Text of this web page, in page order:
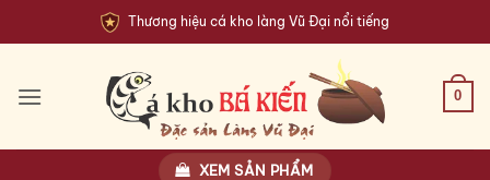
qua
dung
Thương hiệu cá kho làng Vũ Đại nổi tiếng
0
XEM SẢN PHẨM